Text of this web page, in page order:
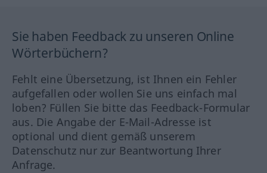
Sie haben Feedback zu unseren Online
Wörterbüchern?
Fehlt eine Übersetzung, ist Ihnen ein Fehler
aufgefallen oder wollen Sie uns einfach mal
loben? Füllen Sie bitte das Feedback-Formular
aus. Die Angabe der E-Mail-Adresse ist
optional und dient gemäß unserem
Datenschutz nur zur Beantwortung Ihrer
Anfrage.